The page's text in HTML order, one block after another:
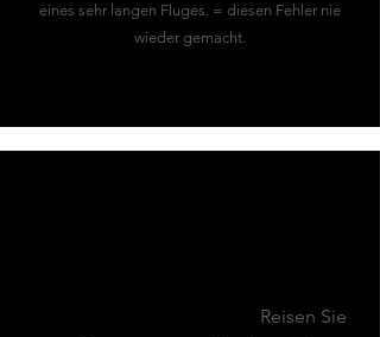
eines sehr langen Fluges. = diesen Fehler nie
wieder gemacht.
Reisen Sie